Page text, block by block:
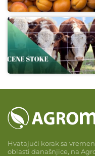
Hvatajući korak sa
oblasti današnjice, na